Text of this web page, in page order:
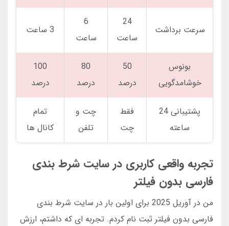
سرعت برداشت
24
ساعت
6
ساعت
3 ساعت
بونوس
خوشامدگویی
50
درصد
80
درصد
100
درصد
پشتیبانی 24
ساعته
فقط
چت
چت و
تلفن
تمام
کانال ها
تجربه واقعی کاربری در سایت شرط بندی
فارسی بدون فیلتر
من در آوریل 2025 برای اولین بار در سایت شرط بندی
فارسی بدون فیلتر ثبت نام کردم. تجربه ای که داشتم، ارزش